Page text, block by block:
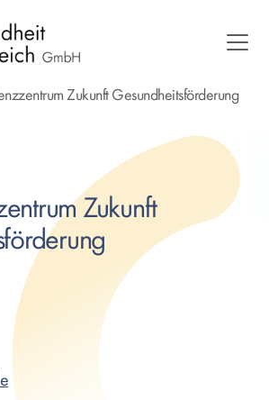
Zukunft Gesundheitsförderung
Zukunft